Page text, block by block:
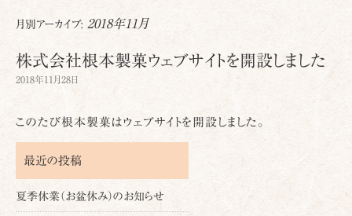
月別アーカイブ: 2018年11月
株式会社根本製菓ウェブサイトを開設しました
2018年11月28日
このたび根本製菓はウェブサイトを開設しました。
最近の投稿
夏季休業（お盆休み）のお知らせ